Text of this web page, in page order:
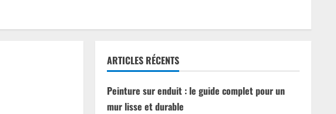
ARTICLES RÉCENTS
Peinture sur enduit : le guide complet pour un
mur lisse et durable